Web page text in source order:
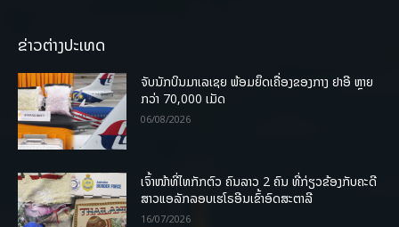
ຂ່າວຕ່າງປະເທດ
ຈັບນັກບິນມາເລເຊຍ ພ້ອມຍຶດເຄື່ອງຂອງກາງ ຢາອີ ຫຼາຍ
ກວ່າ 70,000 ເມັດ
06/08/2026
ເຈົ້າໜ້າທີ່ໄທກັກຕົວ ຄົນລາວ 2 ຄົນ ທີ່ກ່ຽວຂ້ອງກັບຄະດີ
ສາວແອລັກລອບເຮໂຣອີນເຂົ້າອົດສະຕາລີ
16/07/2026